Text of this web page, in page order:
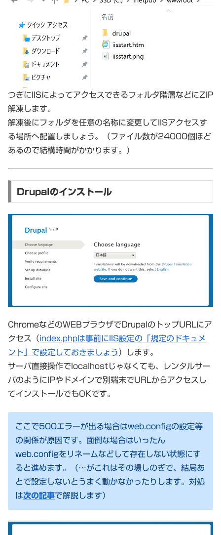
つぎにIISによってアクセスできるフォルダ階層などにZIP
解凍します。
解凍後にフォルダを任意の名称に変更してIISアクセスす
る場所へ配置しましょう。（ファイル数が24000個ほど
あるので結構時間がかかります。）
Drupalのインストール
ChromeなどのWEBブラウザでDrupalのトップURLにア
クセス（index.phpは事前にIIS設定の「規定のドキュメ
ント」で設定しておきましょう ）します。
サーバ直接操作でlocalhostじゃなくても、レンタルサー
バのようにIPやドメインで別端末でURLからアクセスし
てインストールでもOKです。
ここで500エラーが出る場合はweb.configの設定等
の関係が原因です。面倒な場合はいったん
web.configをリネームなどして存在しない状態にす
ると進めます。（…がこれはその場しのぎで、結局あ
とで設定しないとうまく動かなかったりします。対処
は次の記事で解説します）